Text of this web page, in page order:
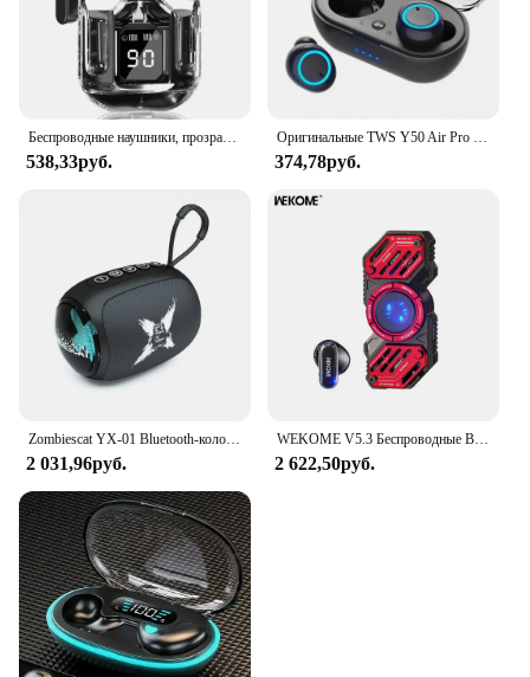
538,33руб. 374,78руб.
2 031,96руб.
WEKOME V5.3 Беспроводные Bluetooth-наушники в форме спиннера Беспроводные наушники Спортивные игры Гарнитура для наушников Huawei Xiaomi
2 622,50руб.